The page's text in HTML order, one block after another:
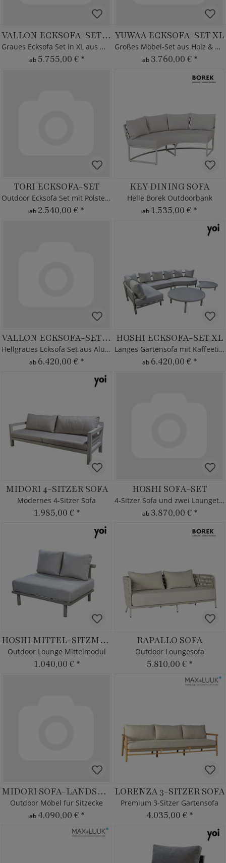
VALLON ECKSOFA-SET XL
Graues Ecksofa Set in XL aus Metall
ab 5.755,00 € *
YUWAA ECKSOFA-SET XL
Großes Möbel-Set aus Holz & Alu
ab 3.760,00 € *
TORI ECKSOFA-SET
Outdoor Ecksofa Set mit Polstern
ab2.540,00 € *
KEY DINING SOFA
Helle Borek Outdoorbank
ab 1.535,00 € *
VALLON ECKSOFA-SET XXL
Hellgraues Ecksofa Set aus Aluminium
ab 6.420,00 € *
HOSHI ECKSOFA-SET XL
Langes Gartensofa mit Kaffeetischen
ab 6.420,00 € *
MIDORI 4-SITZER SOFA
Modernes 4-Sitzer Sofa
1.985,00 € *
HOSHI SOFA-SET
4-Sitzer Sofa und zwei Loungetische
ab 3.870,00 € *
HOSHI MITTEL-SITZMODUL
Outdoor Lounge Mittelmodul
1.040,00 € *
RAPALLO SOFA
Outdoor Loungesofa
5.810,00 € *
MIDORI SOFA-LANDSCHAFT XL
Outdoor Möbel für Sitzecke
ab 4.090,00 € *
LORENZA 3-SITZER SOFA
Premium 3-Sitzer Gartensofa
4.035,00 € *